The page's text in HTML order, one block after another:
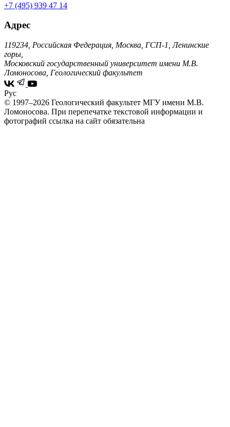
+7 (495) 939 47 14
Адрес
119234, Российская Федерация, Москва, ГСП-1, Ленинские
горы,
Московский государственный университет имени М.В.
Ломоносова, Геологический факультет
Рус
© 1997–2026 Геологический факультет МГУ имени М.В.
Ломоносова. При перепечатке текстовой информации и
фотографий ссылка на сайт обязательна